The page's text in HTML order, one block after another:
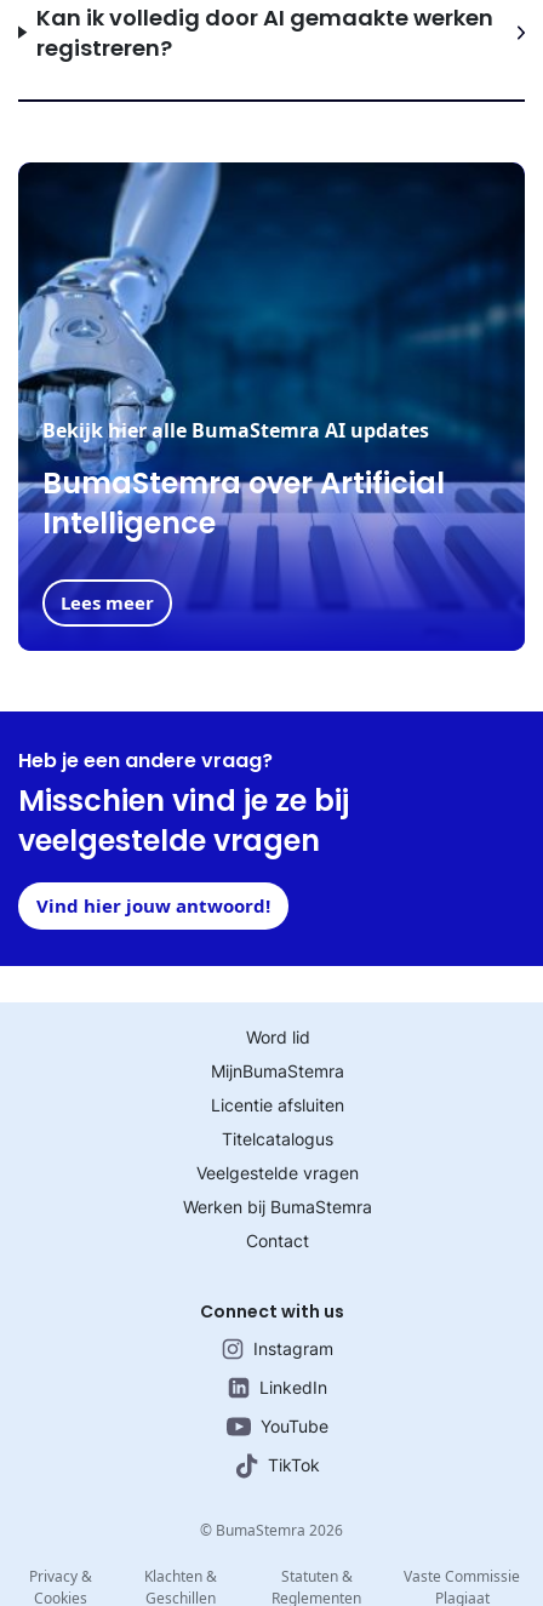
Kan ik volledig door AI gemaakte werken
registreren?
Bekijk hier alle BumaStemra AI updates
BumaStemra over Artificial
Intelligence
Lees meer
Misschien vind je ze bij
veelgestelde vragen
Heb je een andere vraag?
Vind hier jouw antwoord!
Word lid
MijnBumaStemra
Licentie afsluiten
Titelcatalogus
Veelgestelde vragen
Werken bij BumaStemra
Contact
Connect with us
Instagram
LinkedIn
YouTube
TikTok
© BumaStemra 2026
Privacy &
Cookies
Klachten &
Geschillen
Statuten &
Reglementen
Vaste Commissie
Plagiaat